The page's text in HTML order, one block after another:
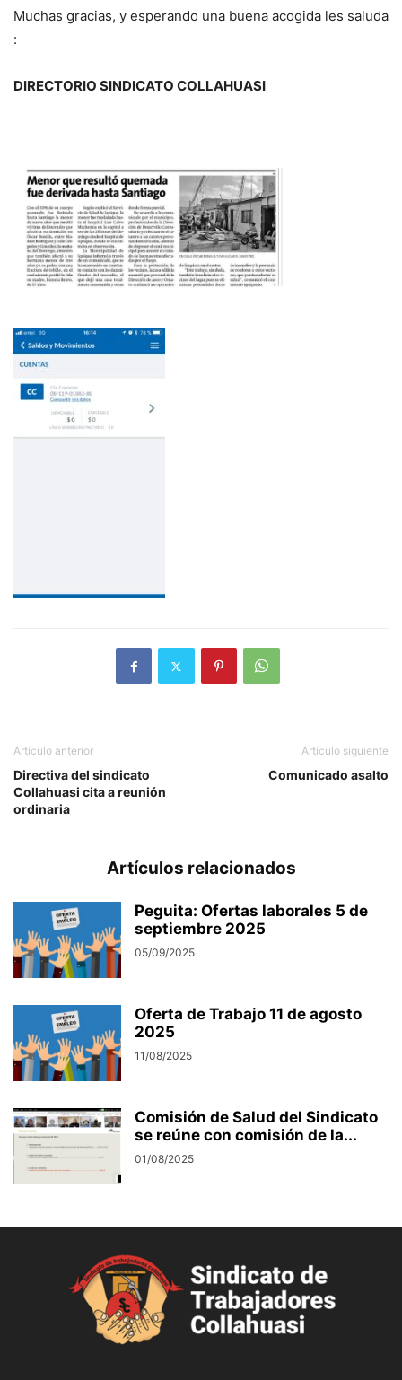
Muchas gracias, y esperando una buena acogida les saluda
:
DIRECTORIO SINDICATO COLLAHUASI
Artículo anterior
Directiva del sindicato
Collahuasi cita a reunión
ordinaria
Artículo siguiente
Comunicado asalto
Artículos relacionados
Peguita: Ofertas laborales 5 de
septiembre 2025
05/09/2025
Oferta de Trabajo 11 de agosto
2025
11/08/2025
Comisión de Salud del Sindicato
se reúne con comisión de la...
01/08/2025